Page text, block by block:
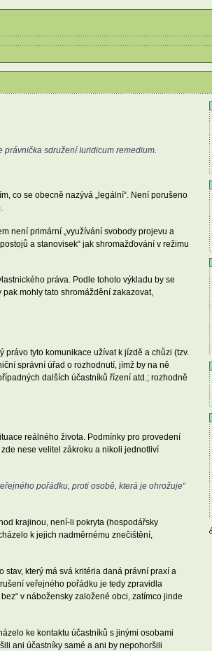
sdružení Iuridicum remedium.
co se obecně nazývá „legální“. Není porušeno
není primární „využívání svobody projevu a
a stanovisek“ jak shromažďování v režimu
práva. Podle tohoto výkladu by se
mohly tato shromáždění zakazovat,
tyto komunikace užívat k jízdě a chůzi (tzv.
správní úřad o rozhodnutí, jímž by na ně
dalších účastníků řízení atd.; rozhodně
reálného života. Podmínky pro provedení
nese velitel zákroku a nikoli jednotliví
pořádku, proti osobě, která je ohrožuje“
krajinou, není-li pokryta (hospodářsky
k jejich nadměrnému znečištění,
který má svá kritéria daná právní praxí a
veřejného pořádku je tedy zpravidla
v nábožensky založené obci, zatímco jinde
ke kontaktu účastníků s jinými osobami
ani účastníky samé a ani by nepohoršili